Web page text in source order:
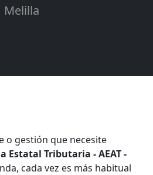
Melilla
o gestión que necesite
Estatal Tributaria - AEAT -
cada vez es más habitual